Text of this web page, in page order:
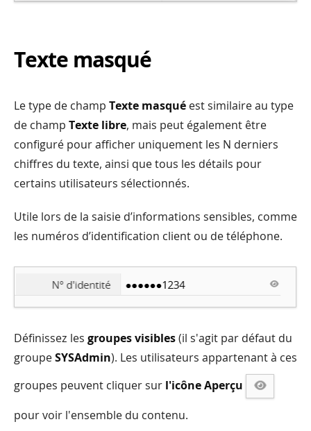
Texte masqué
Le type de champ Texte masqué est similaire au type
de champ Texte libre, mais peut également être
configuré pour afficher uniquement les N derniers
chiffres du texte, ainsi que tous les détails pour
certains utilisateurs sélectionnés.
Utile lors de la saisie d’informations sensibles, comme
les numéros d’identification client ou de téléphone.
Définissez les groupes visibles(il s'agit par défaut du
groupeSYSAdmin). Les utilisateurs appartenant à ces
groupes peuvent cliquer sur l'icône Aperçu
pour voir l'ensemble du contenu.